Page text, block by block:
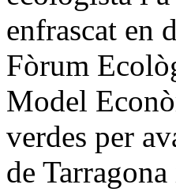
enfrascat en
Fòrum
Model
verdes per
de